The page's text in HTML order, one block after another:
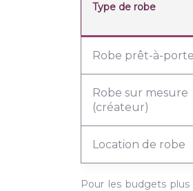
Type de robe
Robe prêt-à-
Robe sur mesure
(créateur)
Location de robe
Pour les budgets